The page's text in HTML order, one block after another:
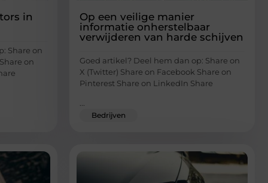
in
Share on
on
Op een veilige manier
informatie onherstelbaar
verwijderen van harde schijven
Goed artikel? Deel hem dan op: Share on
X (Twitter) Share on Facebook Share on
Pinterest Share on LinkedIn Share
...
Bedrijven